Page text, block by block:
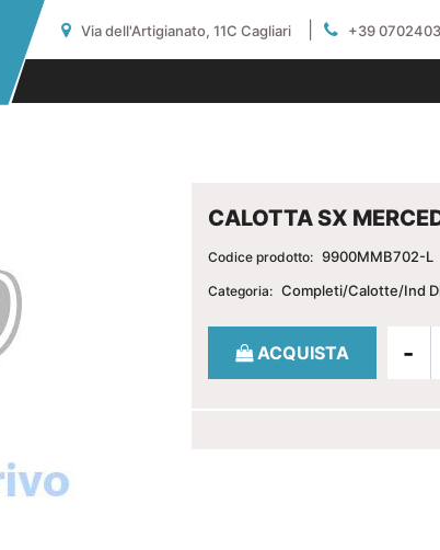
Via dell'Artigianato, 11C Cagliari +39
CALOTTA SX
Codice prodotto: 9900MMB702-L
Categoria: Completi/Calotte/Ind
Quantità
ACQUISTA